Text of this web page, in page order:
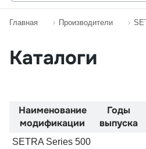
Главная Производители
Каталоги
Наименование
модификации
Годы
выпуска
SETRA Series 500